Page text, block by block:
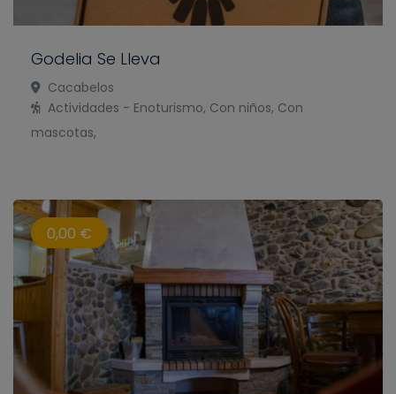
Godelia Se Lleva
Cacabelos
Actividades - Enoturismo, Con niños, Con
mascotas,
0,00 €